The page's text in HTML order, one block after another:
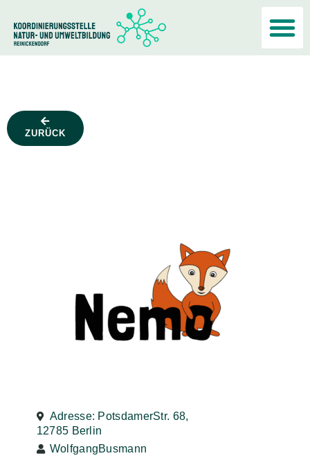
ZURÜCK
Adresse: PotsdamerStr. 68,
12785 Berlin
WolfgangBusmann